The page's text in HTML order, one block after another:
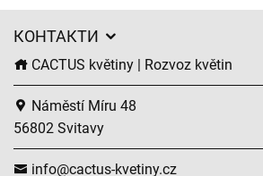
КОНТАКТИ
CACTUS květiny | Rozvoz květin
Náměstí Míru 48
56802 Svitavy
info@cactus-kvetiny.cz